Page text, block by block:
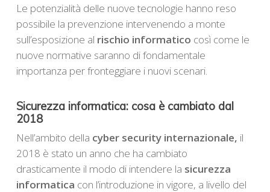
Le potenzialità delle nuove tecnologie hanno reso
possibile la prevenzione intervenendo a monte
sull’esposizione al rischio informatico così come le
nuove normative saranno di fondamentale
importanza per fronteggiare i nuovi scenari.
Sicurezza informatica: cosa è cambiato dal
2018
Nell’ambito della cyber security internazionale, il
2018 è stato un anno che ha cambiato
drasticamente il modo di intendere la sicurezza
informatica con l’introduzione in vigore, a livello del